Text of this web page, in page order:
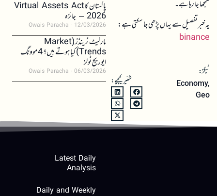
سمجھا جا رہا ہے۔
یہ خبر تفصیل سے یہاں پڑھی جا سکتی ہے:
binance
ٹیگز:
Economy,
Geo
شئیر کیجیے:
پاکستان کا Virtual Assets Act
2026 – جائزہ
Owais Paracha 12/03/2026
مارکیٹ ٹرینڈز (Market
Trends) کیا ہوتے ہیں؟ 4 موونگ
ایوریج ٹولز
Owais Paracha 06/03/2026
Latest Daily
Analysis
Daily and Weekly